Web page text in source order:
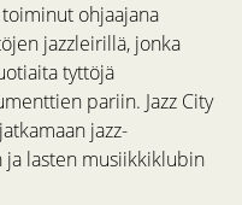
ohjaajana
jazzleirillä, jonka
tyttöjä
pariin. Jazz City
jazz-
ja lasten musiikkiklubin